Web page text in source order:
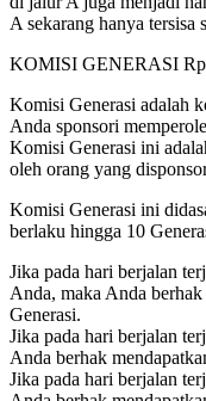
A sekarang hanya tersisa
KOMISI GENERASI
Komisi Generasi adalah
Anda sponsori
Komisi Generasi ini
oleh orang yang
Komisi Generasi ini
berlaku hingga 10
Jika pada hari berjalan
Anda, maka Anda
Generasi.
Jika pada hari berjalan
Anda berhak
Jika pada hari berjalan